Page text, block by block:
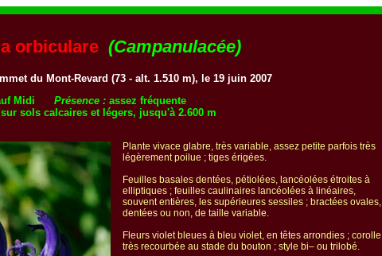
orbiculare (Campanulacée)
du Mont-Revard (73 - alt. 1.510 m), le 19 juin 2007
Midi Présence :assez fréquente
sols calcaires et légers, jusqu'à 2.600 m
Plante vivace glabre, très variable, assez petite parfois très
légèrement poilue ; tiges érigées.
Feuilles basales dentées, pétiolées, lancéolées étroites à
elliptiques ; feuilles caulinaires lancéolées à linéaires,
souvent entières, les supérieures sessiles ; bractées ovales,
dentées ou non, de taille variable.
Fleurs violet bleues à bleu violet, en têtes arrondies ; corolle
très recourbée au stade du bouton ; style bi– ou trilobé.